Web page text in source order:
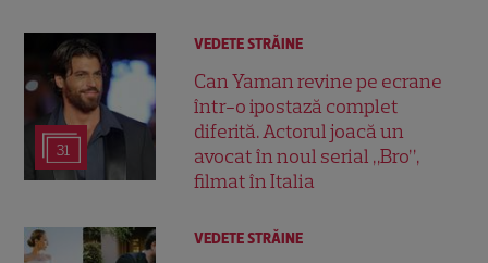
31
VEDETE STRĂINE
Can Yaman revine pe ecrane
într-o ipostază complet
diferită. Actorul joacă un
avocat în noul serial „Bro”,
filmat în Italia
VEDETE STRĂINE